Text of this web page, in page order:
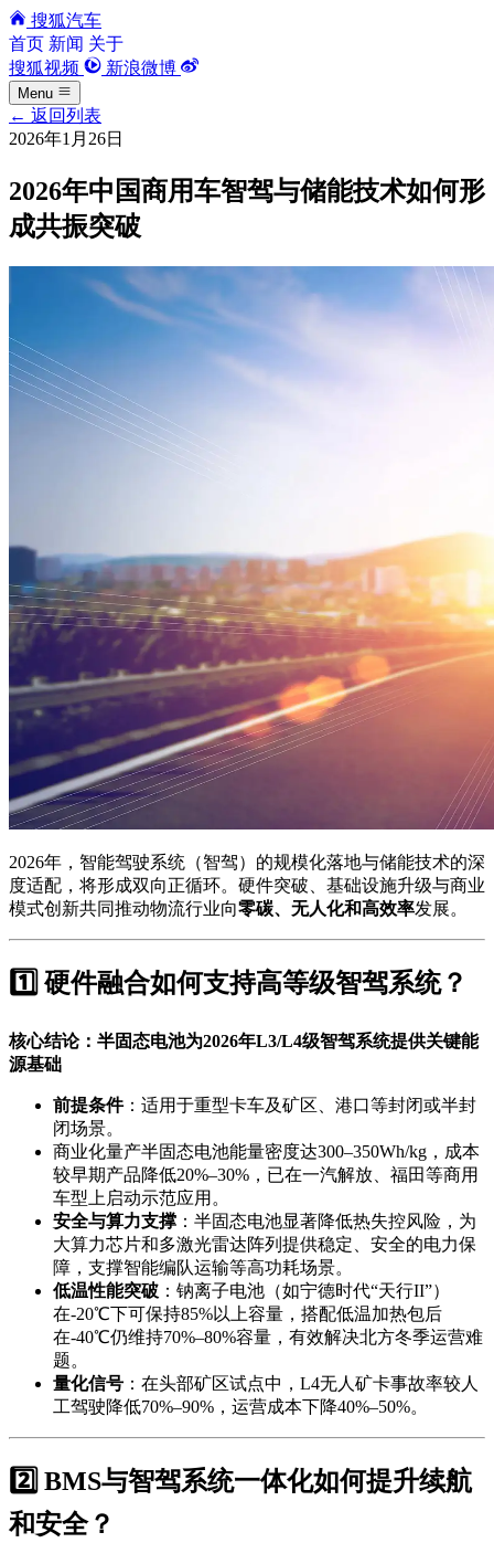
搜狐汽车
首页 新闻 关于
搜狐视频
新浪微博
Menu
← 返回列表
2026年1月26日
2026年中国商用车智驾与储能技术如何形
成共振突破
2026年，智能驾驶系统（智驾）的规模化落地与储能技术的深
度适配，将形成双向正循环。硬件突破、基础设施升级与商业
模式创新共同推动物流行业向零碳、无人化和高效率发展。
1️⃣ 硬件融合如何支持高等级智驾系统？
核心结论：半固态电池为2026年L3/L4级智驾系统提供关键能
源基础
前提条件：适用于重型卡车及矿区、港口等封闭或半封
闭场景。
商业化量产半固态电池能量密度达300–350Wh/kg，成本
较早期产品降低20%–30%，已在一汽解放、福田等商用
车型上启动示范应用。
安全与算力支撑 ：半固态电池显著降低热失控风险，为
大算力芯片和多激光雷达阵列提供稳定、安全的电力保
障，支撑智能编队运输等高功耗场景。
低温性能突破 ：钠离子电池（如宁德时代“天行II”）
在-20℃下可保持85%以上容量，搭配低温加热包后
在-40℃仍维持70%–80%容量，有效解决北方冬季运营难
题。
量化信号 ：在头部矿区试点中，L4无人矿卡事故率较人
工驾驶降低70%–90%，运营成本下降40%–50%。
2️⃣ BMS与智驾系统一体化如何提升续航
和安全？